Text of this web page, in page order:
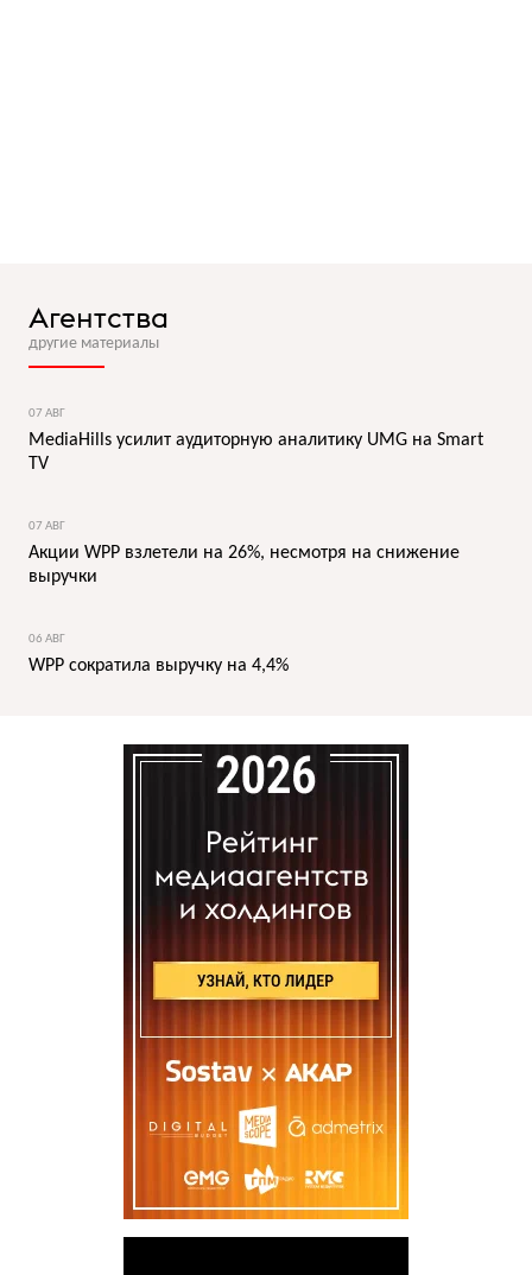
Агентства
другие материалы
07 АВГ
MediaHills усилит аудиторную аналитику UMG на Smart
TV
07 АВГ
Акции WPP взлетели на 26%, несмотря на снижение
выручки
06 АВГ
WPP сократила выручку на 4,4%